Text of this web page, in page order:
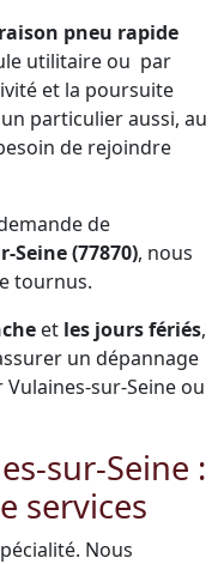
pneu rapide
utilitaire ou par
et la poursuite
particulier aussi, au
de rejoindre
de
(77870), nous
tournus.
et les jours fériés,
un dépannage
sur-Seine ou
sur-Seine :
services
Nous